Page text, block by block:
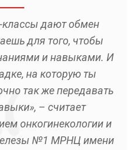
дают обмен
для того, чтобы
и навыками. И
на которую ты
так же передавать
– считает
онкогинекологии и
№1 МРНЦ имени